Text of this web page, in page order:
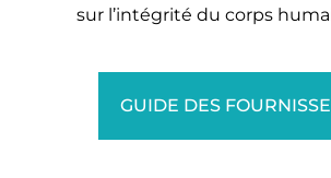
sur l’intégrité du corps
GUIDE DES